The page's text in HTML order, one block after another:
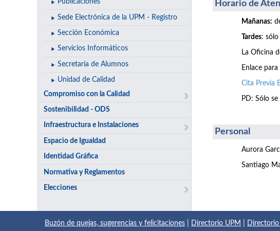
Publicaciones
Sede Electrónica de la UPM - Registro
Sección Económica
Servicios Informáticos
Secretaría de Alumnos
Unidad de Calidad
Compromiso con la Calidad
Sostenibilidad - ODS
Infraestructura e Instalaciones
Espacio de Igualdad
Identidad Gráfica
Normativa y Reglamentos
Elecciones
Horario de
Mañanas:
Tardes:
La Oficina
Enlace
Cita Previa
PD: Sólo
Personal
Aurora
Santiago
Buzón de quejas, sugerencias y felicitaciones Directorio UPM Directorio